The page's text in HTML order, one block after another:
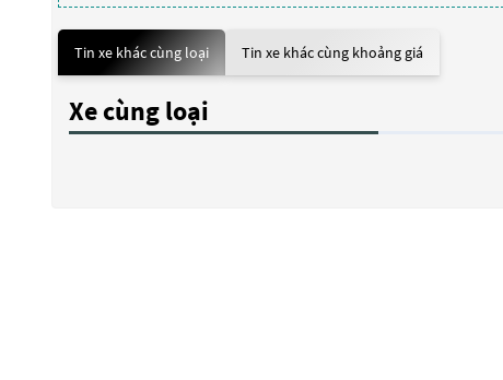
Tin xe khác cùng loại Tin xe khác cùng khoảng giá
Xe cùng loại